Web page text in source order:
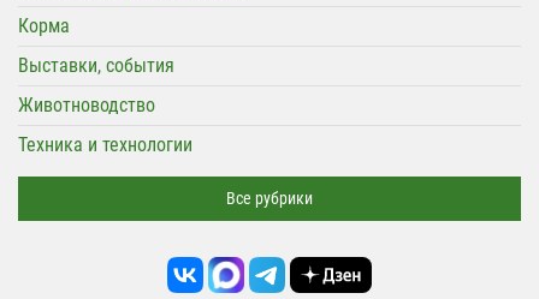
Корма
Выставки, события
Животноводство
Техника и технологии
Все рубрики